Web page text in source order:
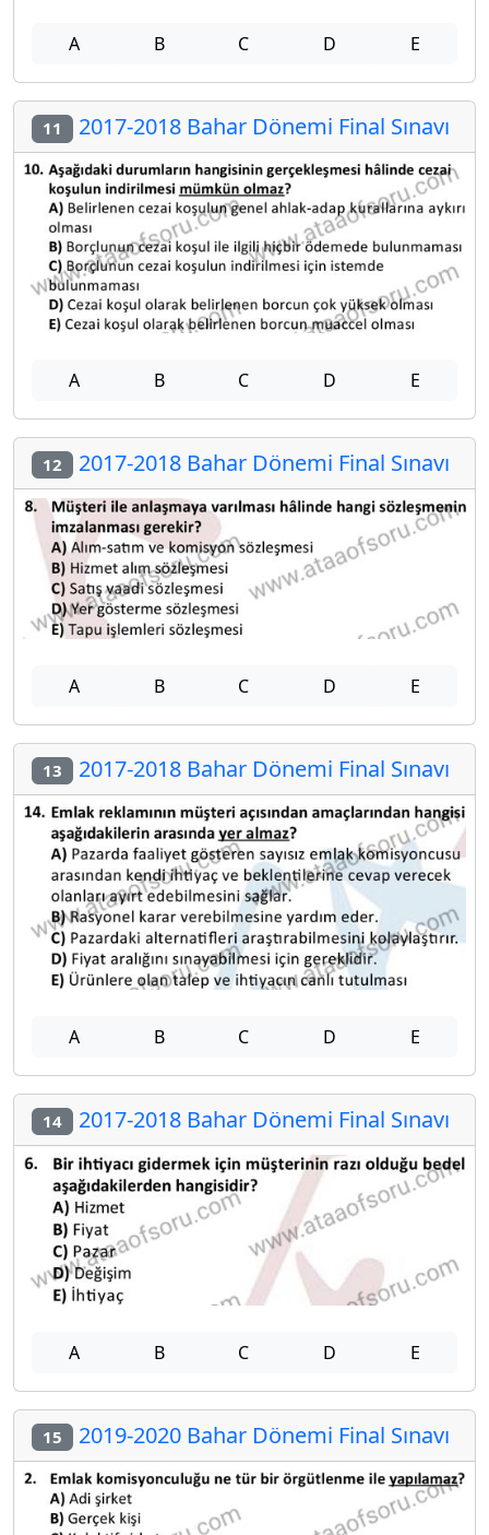
A B C D E
11 2017-2018 Bahar Dönemi Final Sınavı
A B C D E
12 2017-2018 Bahar Dönemi Final Sınavı
A B C D E
13 2017-2018 Bahar Dönemi Final Sınavı
A B C D E
14 2017-2018 Bahar Dönemi Final Sınavı
A B C D E
15 2019-2020 Bahar Dönemi Final Sınavı